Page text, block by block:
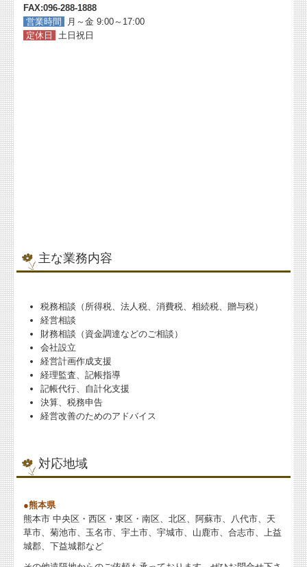
FAX:096-288-1888
営業時間
月～金 9:00～17:00
定休日
土日祝日
主な業務内容
税務相談（所得税、法人税、消費税、相続税、贈与税）
経営相談
財務相談（資金調達などのご相談）
会社設立
経営計画作成支援
経理監査、記帳指導
記帳代行、自計化支援
決算、税務申告
経営改善のためのアドバイス
対応地域
●熊本県
熊本市 中央区・西区・東区・南区、北区、阿蘇市、八代市、天
草市、菊池市、玉名市、宇土市、宇城市、山鹿市、合志市、上益
城郡、下益城郡など